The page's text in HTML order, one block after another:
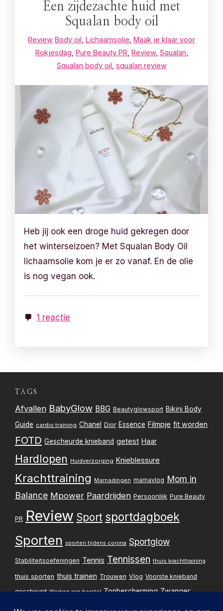
Een zijdezachte huid met
Squalan body oil
Review Body oil Lichaamsolie Maak je klaar voor
Rokjesdag Pure Beauty PR Review, Squalan
Squalan body oil squalan review
Heb jij ook een droge huid gekregen door
het winterseizoen? Met Squalan Body Oil
lichaamsolie kom je er zo vanaf. En de olie
is nog vegan ook.
1 reactie
TAGS
Afvallen BabyGlow BBG Beautyglowsport Bikini Body
Guide cardio training Chanel Dior Essence Filmpje fit worden
FOTD Gescheurde knieband getest Haar
Hardlopen Huidverzorging Knieblessure
Krachttraining Mamadingen mamavlog Mom in
Balance Mpower Paardrijden Persoonlijk Pure Beauty
PR Review Sport sportdagboek
Sporten sporten tijdens corona Sportglow
Stabiliteitsoefeningen Tennis Tennissen thuis krachttraining
thuis sporten thuis trainen Trouwen Vlog Voorste knieband
gescheurd Werken aan herstel Zonbescherming Zwanger